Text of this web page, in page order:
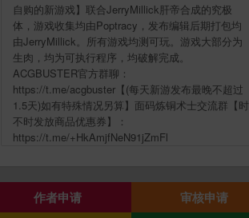
自购的新游戏】联合JerryMillick肝帝合成的究极
体，游戏收集均由Poptracy，发布编辑后期打包均
由JerryMillick。所有游戏均测可玩。游戏大部分为
生肉，均为可执行程序，均破解完成。
ACGBUSTER官方群聊：
https://t.me/acgbuster【(每天新游发布最晚不超过
1.5天)如有特殊情况另算】面码炼铜术士交流群【时
不时发放商品优惠券】：
https://t.me/+HkAmjfNeN91jZmFl
作者申请
审核申请